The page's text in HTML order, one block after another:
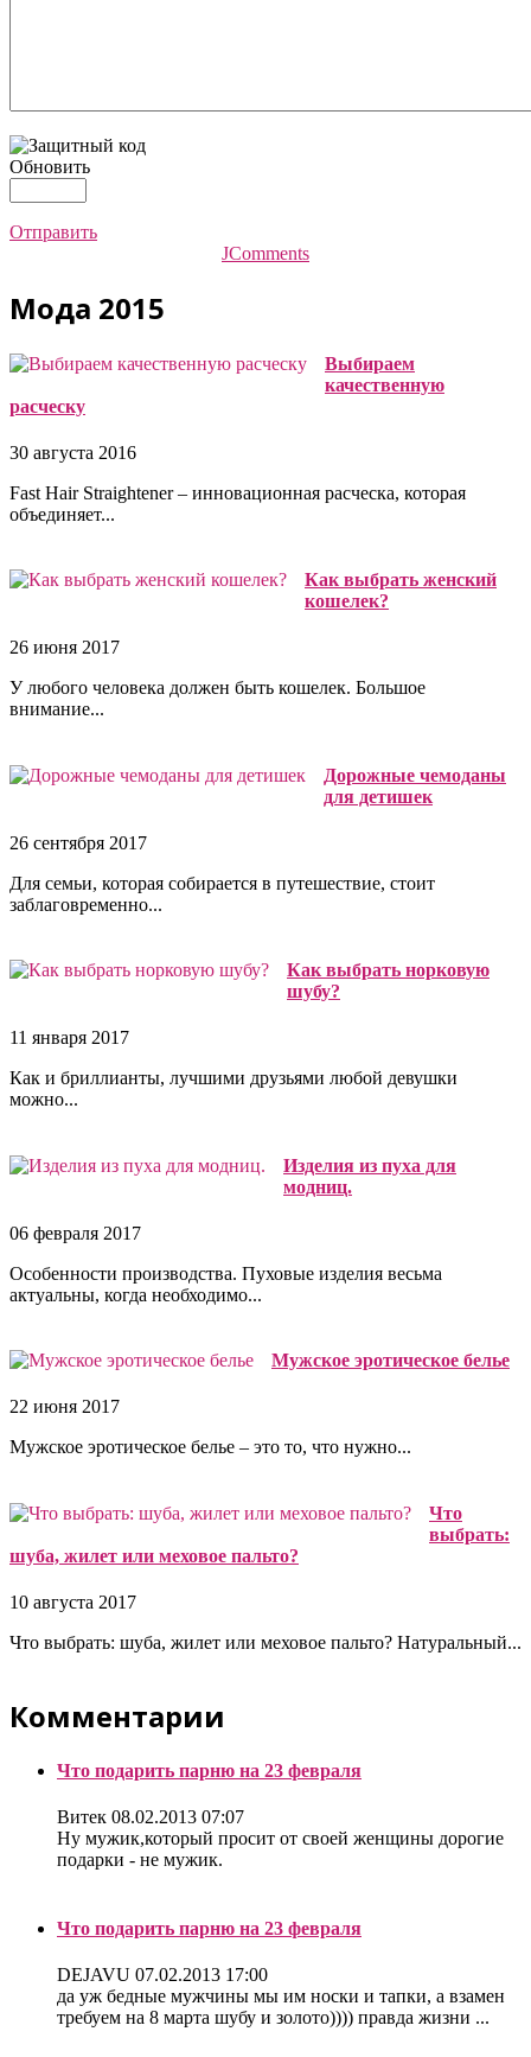
Обновить
Отправить
JComments
Мода 2015
Выбираем
качественную
расческу
30 августа 2016
Fast Hair Straightener – инновационная расческа, которая
объединяет...
Как выбрать женский
кошелек?
26 июня 2017
У любого человека должен быть кошелек. Большое
внимание...
Дорожные чемоданы
для детишек
26 сентября 2017
Для семьи, которая собирается в путешествие, стоит
заблаговременно...
Как выбрать норковую
шубу?
11 января 2017
Как и бриллианты, лучшими друзьями любой девушки
можно...
Изделия из пуха для
модниц.
06 февраля 2017
Особенности производства. Пуховые изделия весьма
актуальны, когда необходимо...
Мужское эротическое белье
22 июня 2017
Мужское эротическое белье – это то, что нужно...
Что
выбрать:
шуба, жилет или меховое пальто?
10 августа 2017
Что выбрать: шуба, жилет или меховое пальто? Натуральный...
Комментарии
Что подарить парню на 23 февраля
Витек 08.02.2013 07:07
Ну мужик,который просит от своей женщины дорогие
подарки - не мужик.
Что подарить парню на 23 февраля
DEJAVU 07.02.2013 17:00
да уж бедные мужчины мы им носки и тапки, а взамен
требуем на 8 марта шубу и золото)))) правда жизни ...